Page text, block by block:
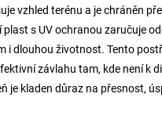
vzhled terénu a je chráněn
plast s UV ochranou zaručuje
i dlouhou životnost. Tento
závlahu tam, kde není k
je kladen důraz na přesnost,